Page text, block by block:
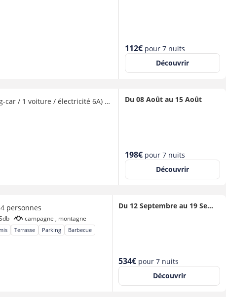
Nouveau
prix
112€pour 7 nuits
Découvrir
Forfait Confort (1 tente, caravane ou camping-car / 1 voiture / électricité 6A) 2 à 6 personnes - 2 pers. inclus dans le tarif Du 08 Août au 15 Août
Nouveau
prix
198€pour 7 nuits
Découvrir
4 personnes
campagne , montagne
Terrasse Parking
Barbecue
Du 12 Septembre au 19 Septembre
Nouveau
prix
534€ pour 7 nuits
Découvrir